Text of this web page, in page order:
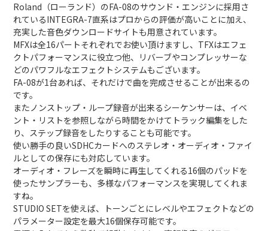
Roland（ローランド）のFA-08のサウンド・エンジンに採用さ
れているINTEGRA-7直系はプロからの評価が高いことに加え、
充実した音色ダウンロードサイトも用意されています。
MFXは全16パートそれぞれでお使い頂けますし、TFXはエフェ
クトパフォーマンスに役立つ他、リバーブやコンプレッサーな
どのパワフルなエフェクトシステムもございます。
FA-08が1台あれば、それだけで曲を完成させることが出来るの
です。
またノンストップ・ループ録音が出来るシーケンサーは、イベ
ント・リストを参照しながら時間をかけてトラック編集をした
り、ステップ録音をしたりすることも可能です。
使い勝手の良いSDHCカードへのステレオ・オーディオ・ファイ
ルとしての保存にも対応しています。
オーディオ・フレーズを瞬時に再生してくれる16個のパッドを
使ったサンプラーも、多様なパフォーマンスを実現してくれま
すね。
STUDIO SETを使えば、トーンごとにレベルやエフェクトなどの
パラメーター設定を最大16個保存可能です。